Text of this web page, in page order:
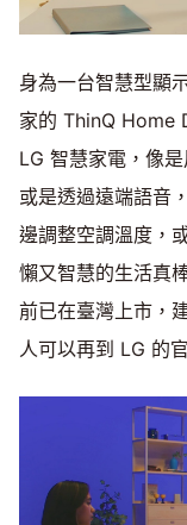
身為一台智慧型顯
家的 ThinQ Home
LG 智慧家電，像
或是透過遠端語音
邊調整空調溫度，
懶又智慧的生活真
前已在臺灣上市，
人可以再到 LG 的